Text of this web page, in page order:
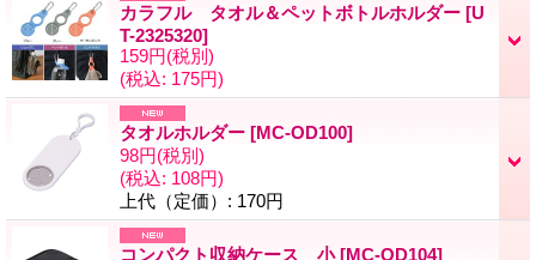
カラフル タオル＆ペットボトルホルダー [U
T-2325320]
159円(税別)
(税込: 175円)
タオルホルダー [MC-OD100]
98円(税別)
(税込: 108円)
上代（定価） : 170円
コンパクト収納ケース 小[MC-OD104]